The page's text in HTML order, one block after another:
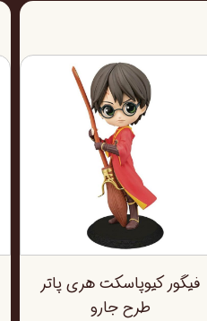
فیگور کیوپاسکت هری پاتر
طرح جارو